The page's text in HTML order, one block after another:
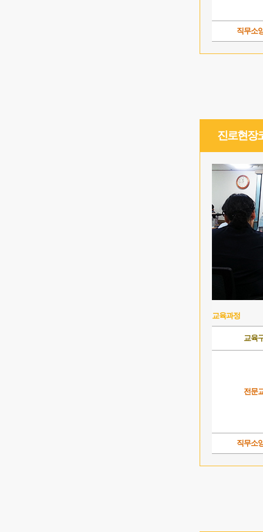
직무소
진로현장
교육과정
교육
전문
직무소